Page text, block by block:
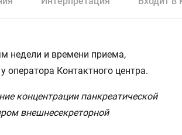
недели и времени приема,
Контактного центра.
концентрации панкреатической
внешнесекреторной